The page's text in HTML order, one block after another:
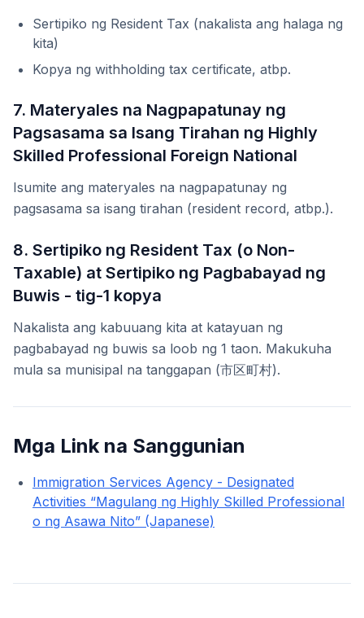
Sertipiko ng Resident Tax (nakalista ang halaga ng
kita)
Kopya ng withholding tax certificate, atbp.
7. Materyales na Nagpapatunay ng
Pagsasama sa Isang Tirahan ng Highly
Skilled Professional Foreign National
Isumite ang materyales na nagpapatunay ng
pagsasama sa isang tirahan (resident record, atbp.).
8. Sertipiko ng Resident Tax (o Non-
Taxable) at Sertipiko ng Pagbabayad ng
Buwis - tig-1 kopya
Nakalista ang kabuuang kita at katayuan ng
pagbabayad ng buwis sa loob ng 1 taon. Makukuha
mula sa munisipal na tanggapan (市区町村).
Mga Link na Sanggunian
Immigration Services Agency - Designated
Activities “Magulang ng Highly Skilled Professional
o ng Asawa Nito” (Japanese)